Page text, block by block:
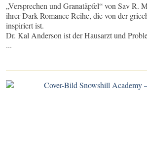
„Versprechen und Granatäpfel“ von Sav R.
ihrer Dark Romance Reihe, die von der
inspiriert ist.
Dr. Kal Anderson ist der Hausarzt und
...